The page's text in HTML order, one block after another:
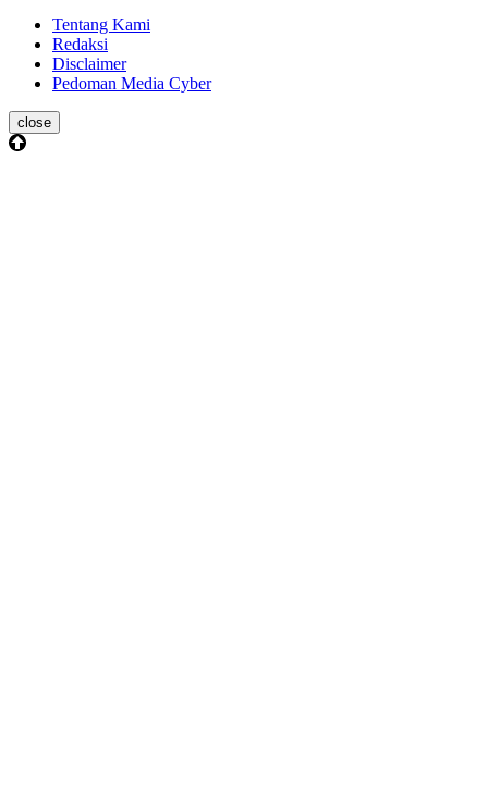
Tentang Kami
Redaksi
Disclaimer
Pedoman Media Cyber
close